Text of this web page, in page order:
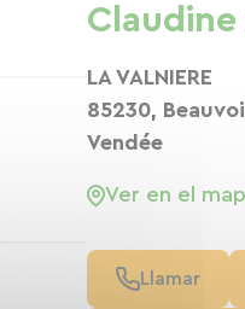
LA VALNIERE
85230,
Vendée
Ver en el
Llamar